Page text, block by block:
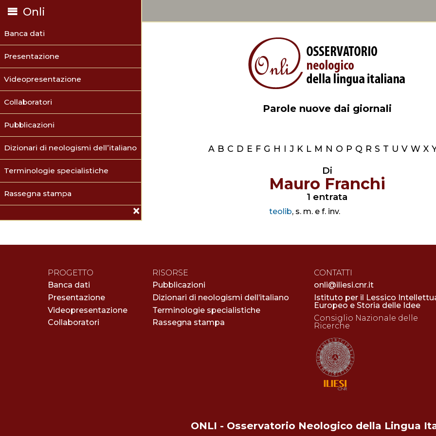
Onli
Banca dati
Presentazione
Videopresentazione
Collaboratori
Pubblicazioni
Dizionari di neologismi dell’italiano
Terminologie specialistiche
Rassegna stampa
Parole nuove dai giornali
A B C D E F G H I J K L M N O P Q R S T U V W X
Di
Mauro Franchi
1 entrata
teolib, s. m. e f. inv.
PROGETTO
Banca dati
Presentazione
Videopresentazione
Collaboratori
RISORSE
Pubblicazioni
Dizionari di neologismi dell’italiano
Terminologie specialistiche
Rassegna stampa
CONTATTI
onli@iliesi.cnr.it
Istituto per il Lessico
Europeo e Storia delle Idee
Consiglio Nazionale delle
Ricerche
ONLI - Osservatorio Neologico della Lingua